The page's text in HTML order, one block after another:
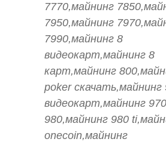
7770,майнинг
7950,майнинг
7990,майнинг 8
видеокарт,майнинг 8
карт,майнинг
poker скачать,майнинг
видеокарт,майнинг
980,майнинг 980
onecoin,майнинг